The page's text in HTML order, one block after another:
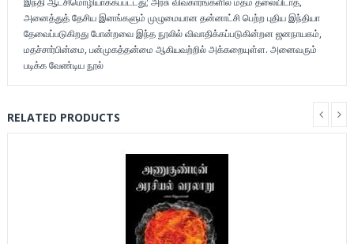
அனைத்துத் தேசிய இனங்களும் முழுமையான தன்னாட்சி பெற்ற புதிய இந்தியா
தேவைப்படுகிறது போன்றவை இந்த நூலில் விவாதிக்கப்படுகின்றன ஜனநாயகம்,
மதச்சார்பின்மை, பன்முகத்தன்மை ஆகியவற்றில் அக்கறையுள்ள. அனைவரும்
படிக்க வேண்டிய நூல்
RELATED PRODUCTS